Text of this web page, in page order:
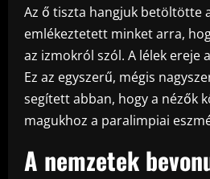
Az ő tiszta hangjuk betöltötte
emlékeztetett minket arra,
az izmokról szól. A lélek ereje
Ez az egyszerű, mégis
segített abban, hogy a nézők
magukhoz a paralimpiai
A nemzetek